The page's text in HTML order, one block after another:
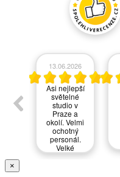
13.06.2026
Asi nejlepší
světelné
studio v
Praze a
okolí. Velmi
ochotný
personál.
Velké
množství
×